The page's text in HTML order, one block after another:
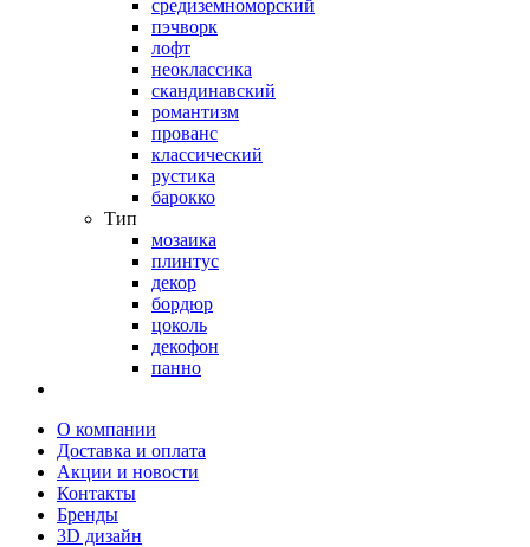
средиземноморский
пэчворк
лофт
неоклассика
скандинавский
романтизм
прованс
классический
рустика
барокко
Тип
мозаика
плинтус
декор
бордюр
цоколь
декофон
панно
О компании
Доставка и оплата
Акции и новости
Контакты
Бренды
3D дизайн